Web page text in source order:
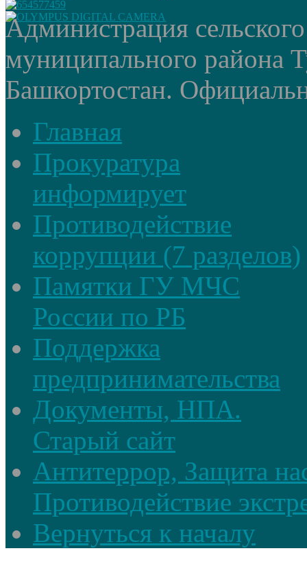
Администрация
муниципального района
Башкортостан.
Главная
Прокуратура
информирует
Противодействие
коррупции (7 разделов)
Памятки ГУ МЧС
России по РБ
Поддержка
предпринимательства
Документы, НПА.
Старый сайт
Антитеррор, Защита
Противодействие
Вернуться к началу